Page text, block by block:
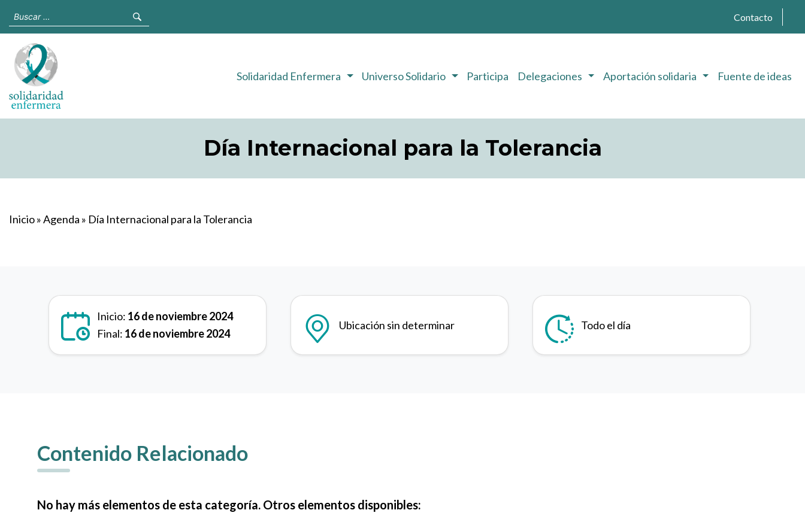
Contacto
Solidaridad Enfermera Universo Solidario Participa Delegaciones Aportación solidaria Fuente de ideas
Día Internacional para la Tolerancia
Inicio»Agenda » Día Internacional para la Tolerancia
Inicio: 16 de noviembre 2024
Final: 16 de noviembre 2024
Ubicación sin determinar Todo el día
Contenido Relacionado
No hay más elementos de esta categoría. Otros elementos disponibles: